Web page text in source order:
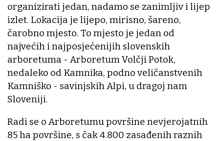
organizirati jedan, nadamo se zanimljiv i lijep
izlet. Lokacija je lijepo, mirisno, šareno,
čarobno mjesto. To mjesto je jedan od
najvećih i najposjećenijih slovenskih
arboretuma - Arboretum Volčji Potok,
nedaleko od Kamnika, podno veličanstvenih
Kamniško - savinjskih Alpi, u dragoj nam
Sloveniji.
Radi se o Arboretumu površine nevjerojatnih
85 ha površine, s čak 4.800 zasađenih raznih